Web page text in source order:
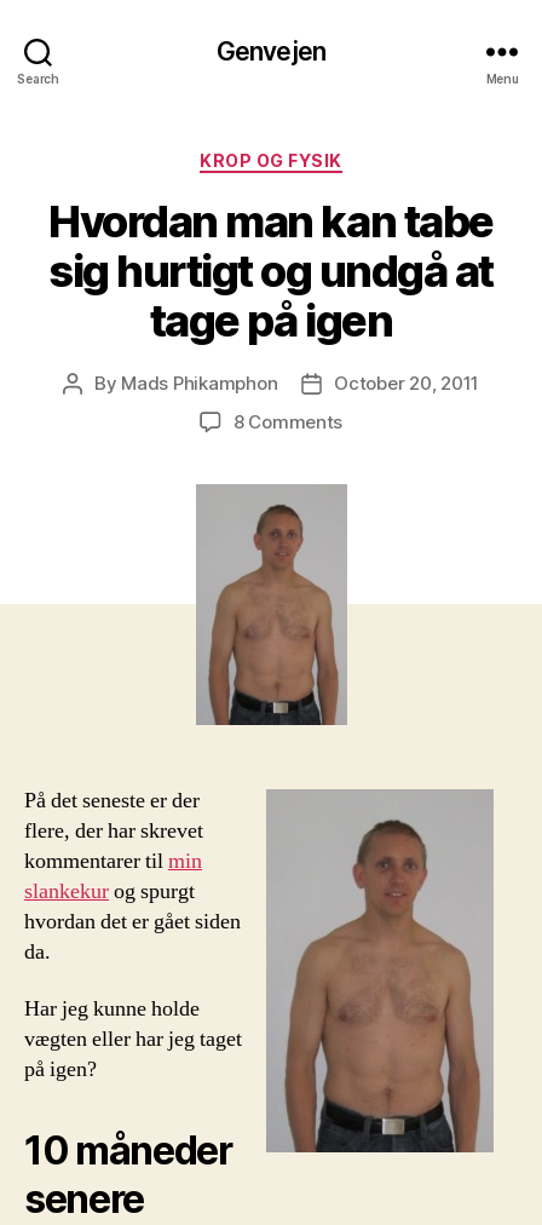
Search
Genvejen
Menu
Categories
KROP OG FYSIK
Hvordan man kan tabe
sig hurtigt og undgå at
tage på igen
Post
By Mads Phikamphon
PostOctober 20, 2011
8 Commentson
og
På det seneste er der
flere, der har skrevet
kommentarer tilmin
slankekurog spurgt
hvordan det er gået siden
da.
Har jeg kunne holde
vægten eller har jeg taget
på igen?
10 måneder
senere